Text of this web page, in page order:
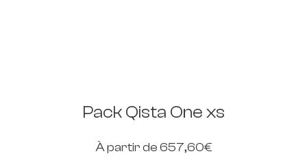
Pack Qista One xs
À partir de 657,60€